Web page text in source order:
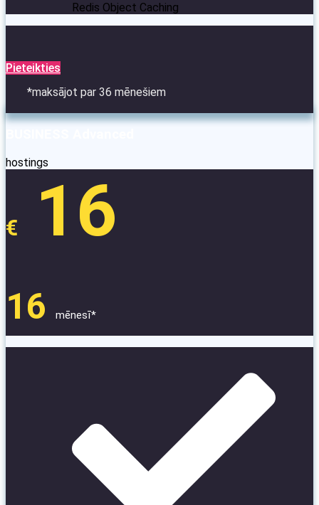
Redis Object Caching
Pieteikties
*maksājot par 36 mēnešiem
hostings
€ 16
16 mēnesī*